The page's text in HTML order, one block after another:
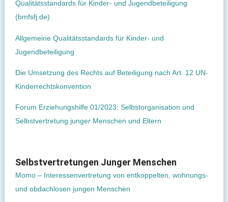
Qualitätsstandards für Kinder- und Jugendbeteiligung
(bmfsfj.de)
Allgemeine Qualitätsstandards für Kinder- und
Jugendbeteiligung
Die Umsetzung des Rechts auf Beteiligung nach Art. 12 UN-
Kinderrechtskonvention
Forum Erziehungshilfe 01/2023: Selbstorganisation und
Selbstvertretung junger Menschen und Eltern
Selbstvertretungen Junger Menschen
Momo – Interessenvertretung von entkoppelten, wohnungs-
und obdachlosen jungen Menschen